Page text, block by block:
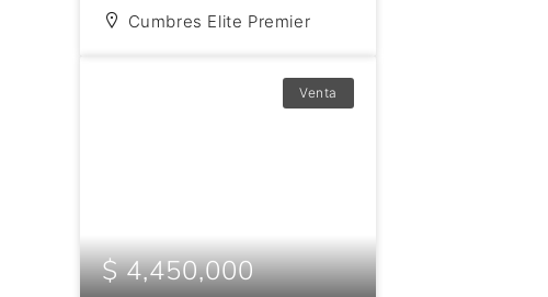
Cumbres Elite Premier
Venta
$ 4,450,000